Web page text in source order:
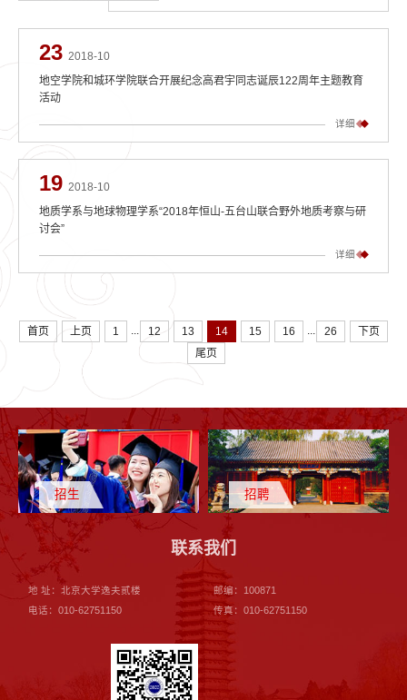
23 2018-10
地空学院和城环学院联合开展纪念高君宇同志诞辰122周年主题教育
活动
详细
19 2018-10
地质学系与地球物理学系“2018年恒山-五台山联合野外地质考察与研
讨会”
详细
首页 上页 1 ... 12 13 14 15 16 ... 26
下页
尾页
招生 招聘
联系我们
地 址：北京大学逸夫贰楼
邮编：100871
电话：010-62751150
传真：010-62751150